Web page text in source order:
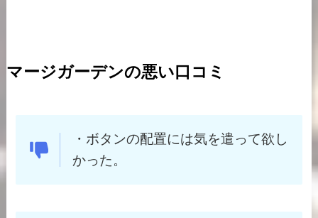
マージガーデンの悪い口コミ
・ ボタンの配置には気を遣って欲し
かった。